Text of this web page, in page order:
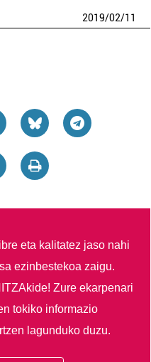
2019/02/11
eta kalitatez jaso nahi
ezinbestekoa zaigu.
Zure ekarpenari
tokiko informazio
lagunduko duzu.